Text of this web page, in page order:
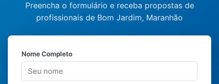
Preencha o formulário e receba propostas de
profissionais de Bom Jardim, Maranhão
Nome Completo